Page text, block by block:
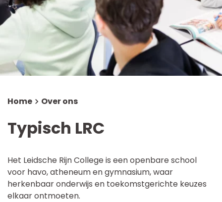
Contact
Magister
Home Over ons
Typisch LRC
Het Leidsche Rijn College is een openbare school
voor havo, atheneum en gymnasium, waar
herkenbaar onderwijs en toekomstgerichte keuzes
elkaar ontmoeten.